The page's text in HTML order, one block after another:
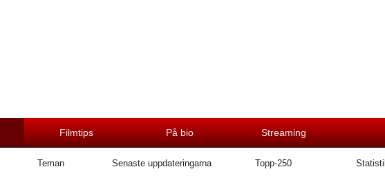
Filmtips På bio Streaming
Teman Senaste uppdateringarna Topp-250